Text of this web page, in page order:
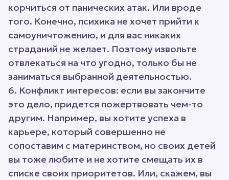
корчиться от панических атак. Или вроде
того. Конечно, психика не хочет прийти к
самоуничтожению, и для вас никаких
страданий не желает. Поэтому извольте
отвлекаться на что угодно, только бы не
заниматься выбранной деятельностью.
6. Конфликт интересов: если вы закончите
это дело, придется пожертвовать чем-то
другим. Например, вы хотите успеха в
карьере, который совершенно не
сопоставим с материнством, но своих детей
вы тоже любите и не хотите смещать их в
списке своих приоритетов. Или, скажем, вы